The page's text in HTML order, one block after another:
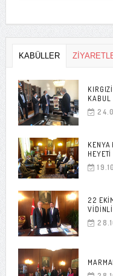
KABÜLLER
KABUL
KENYA
22
VIDINLI